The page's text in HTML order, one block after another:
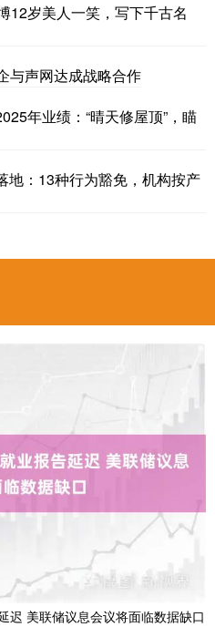
12岁美人一笑，写下千古名
与声网达成战略合作
年业绩：“晴天修屋顶”，瞄
地：13种行为豁免，机构按产
迟 美联储议息会议将面临数据缺口